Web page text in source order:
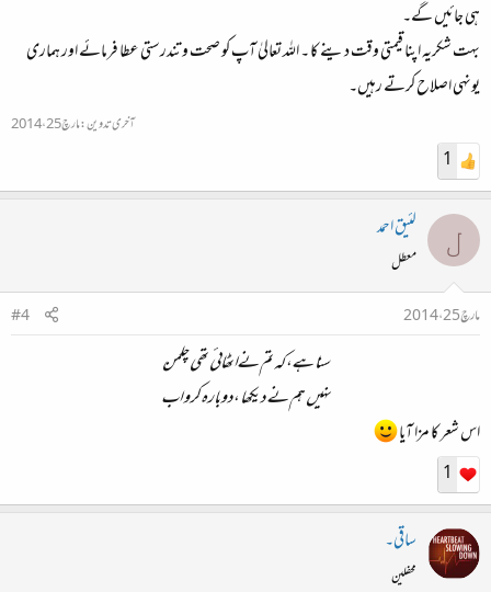
ہی جائیں گے۔
بہت شکریہ اپنا قیمتی وقت دینے کا ۔ اللہ تعالیٰ آپ کو صحت و تندرستی عطا فرمائے اور ہماری
یونہی اصلاح کرتے رہیں۔
آخری تدوین:مارچ 25، 2014
1
ل لئیق احمد
معطل
مارچ 25، 2014
#4
سنا ہے،کہ تم نےاٹھائی تھی چلمن
نہیں ہم نے دیکھا ،دوبارہ کرو اب
اس شعر کا مزا آیا
1
ساقی۔
محفلین